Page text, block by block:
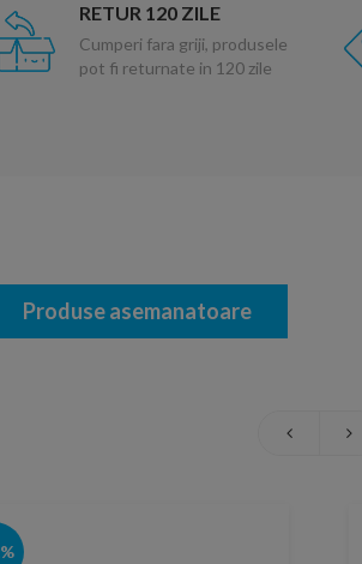
RETUR 120 ZILE
Cumperi fara griji, produsele
pot fi returnate in 120 zile
Produse asemanatoare